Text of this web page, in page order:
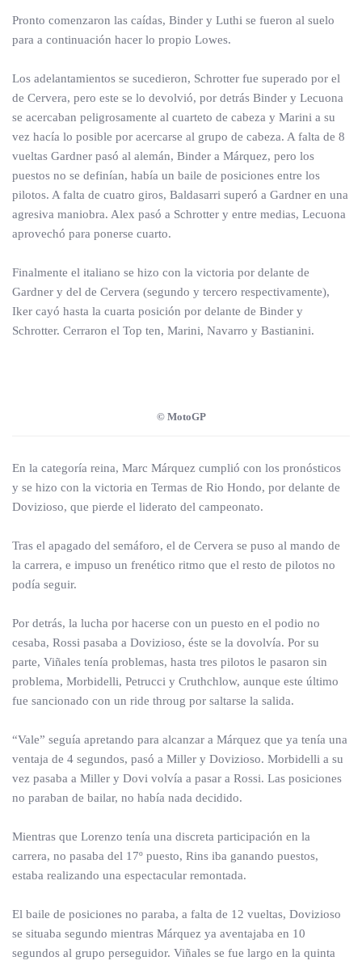
Pronto comenzaron las caídas, Binder y Luthi se fueron al suelo
para a continuación hacer lo propio Lowes.
Los adelantamientos se sucedieron, Schrotter fue superado por el
de Cervera, pero este se lo devolvió, por detrás Binder y Lecuona
se acercaban peligrosamente al cuarteto de cabeza y Marini a su
vez hacía lo posible por acercarse al grupo de cabeza. A falta de 8
vueltas Gardner pasó al alemán, Binder a Márquez, pero los
puestos no se definían, había un baile de posiciones entre los
pilotos. A falta de cuatro giros, Baldasarri superó a Gardner en una
agresiva maniobra. Alex pasó a Schrotter y entre medias, Lecuona
aprovechó para ponerse cuarto.
Finalmente el italiano se hizo con la victoria por delante de
Gardner y del de Cervera (segundo y tercero respectivamente),
Iker cayó hasta la cuarta posición por delante de Binder y
Schrotter. Cerraron el Top ten, Marini, Navarro y Bastianini.
© MotoGP
En la categoría reina, Marc Márquez cumplió con los pronósticos
y se hizo con la victoria en Termas de Rio Hondo, por delante de
Dovizioso, que pierde el liderato del campeonato.
Tras el apagado del semáforo, el de Cervera se puso al mando de
la carrera, e impuso un frenético ritmo que el resto de pilotos no
podía seguir.
Por detrás, la lucha por hacerse con un puesto en el podio no
cesaba, Rossi pasaba a Dovizioso, éste se la dovolvía. Por su
parte, Viñales tenía problemas, hasta tres pilotos le pasaron sin
problema, Morbidelli, Petrucci y Cruthchlow, aunque este último
fue sancionado con un ride throug por saltarse la salida.
“Vale” seguía apretando para alcanzar a Márquez que ya tenía una
ventaja de 4 segundos, pasó a Miller y Dovizioso. Morbidelli a su
vez pasaba a Miller y Dovi volvía a pasar a Rossi. Las posiciones
no paraban de bailar, no había nada decidido.
Mientras que Lorenzo tenía una discreta participación en la
carrera, no pasaba del 17º puesto, Rins iba ganando puestos,
estaba realizando una espectacular remontada.
El baile de posiciones no paraba, a falta de 12 vueltas, Dovizioso
se situaba segundo mientras Márquez ya aventajaba en 10
segundos al grupo perseguidor. Viñales se fue largo en la quinta